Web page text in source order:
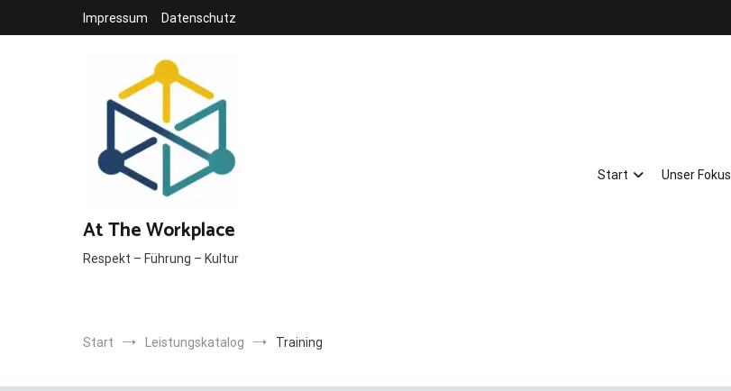
Impressum Datenschutz
At The Workplace
Respekt – Führung – Kultur
Start Unser Fokus
Start Leistungskatalog Training